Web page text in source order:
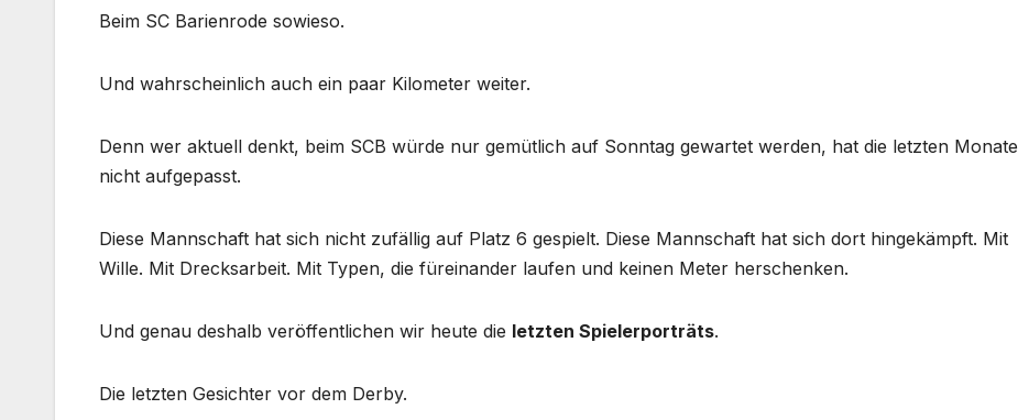
Beim SC Barienrode sowieso.
Und wahrscheinlich auch ein paar Kilometer weiter.
Denn wer aktuell denkt, beim SCB würde nur gemütlich auf Sonntag gewartet werden, hat die letzten Monate
nicht aufgepasst.
Diese Mannschaft hat sich nicht zufällig auf Platz 6 gespielt. Diese Mannschaft hat sich dort hingekämpft. Mit
Wille. Mit Drecksarbeit. Mit Typen, die füreinander laufen und keinen Meter herschenken.
Und genau deshalb veröffentlichen wir heute die letzten Spielerporträts.
Die letzten Gesichter vor dem Derby.